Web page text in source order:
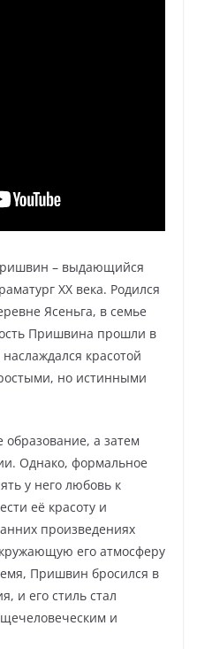
– выдающийся
XX века. Родился
Ясеньга, в семье
Пришвина прошли в
красотой
но истинными
а затем
Однако, формальное
у него любовь к
её красоту и
произведениях
его атмосферу
Пришвин бросился в
и его стиль стал
и